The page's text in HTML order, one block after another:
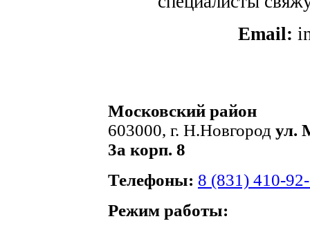
Email:
Московский район
603000, г. Н.Новгород ул.
3а корп. 8
Телефоны: 8 (831) 410-
Режим работы: